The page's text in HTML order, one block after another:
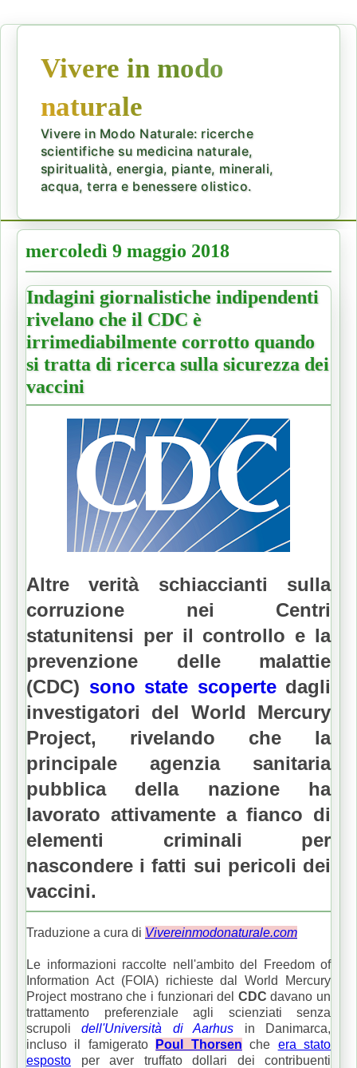
Vivere in modo
naturale
Vivere in Modo Naturale: ricerche
scientifiche su medicina naturale,
spiritualità, energia, piante, minerali,
acqua, terra e benessere olistico.
mercoledì 9 maggio 2018
Indagini giornalistiche indipendenti
rivelano che il CDC è
irrimediabilmente corrotto quando
si tratta di ricerca sulla sicurezza dei
vaccini
Altre verità schiaccianti sulla
corruzione nei Centri
statunitensi per il controllo e la
prevenzione delle malattie
(CDC) sono state scopertedagli
investigatori del World Mercury
Project, rivelando che la
principale agenzia sanitaria
pubblica della nazione ha
lavorato attivamente a fianco di
elementi criminali per
nascondere i fatti sui pericoli dei
vaccini.
Traduzione a cura di Vivereinmodonaturale.com
Le informazioni raccolte nell'ambito del Freedom of
Information Act (FOIA) richieste dal World Mercury
Project mostrano che i funzionari del CDC davano un
trattamento preferenziale agli scienziati senza
scrupolidell'Università di Aarhus in Danimarca,
incluso il famigerato
Poul Thorsen che era stato
esposto per aver truffato dollari dei contribuenti